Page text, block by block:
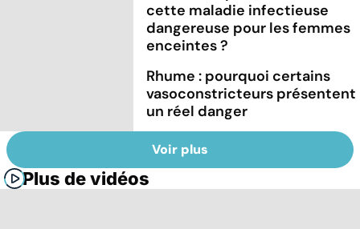
cette maladie infectieuse
dangereuse pour les femmes
enceintes ?
Rhume : pourquoi certains
vasoconstricteurs présentent
un réel danger
Voir plus
Plus de vidéos